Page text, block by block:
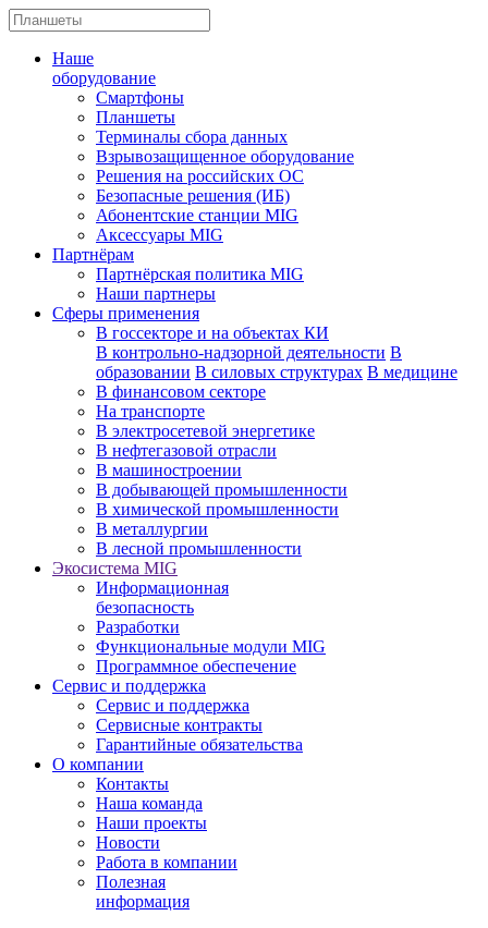
Наше
оборудование
Смартфоны
Планшеты
Терминалы сбора данных
Взрывозащищенное оборудование
Решения на российских ОС
Безопасные решения (ИБ)
Абонентские станции MIG
Аксессуары MIG
Партнёрам
Партнёрская политика MIG
Наши партнеры
Сферы применения
В госсекторе и на объектах КИ
В контрольно-надзорной деятельности В
образовании В силовых структурах В медицине
В финансовом секторе
На транспорте
В электросетевой энергетике
В нефтегазовой отрасли
В машиностроении
В добывающей промышленности
В химической промышленности
В металлургии
В лесной промышленности
Экосистема MIG
Информационная
безопасность
Разработки
Функциональные модули MIG
Программное обеспечение
Сервис и поддержка
Сервис и поддержка
Сервисные контракты
Гарантийные обязательства
О компании
Контакты
Наша команда
Наши проекты
Новости
Работа в компании
Полезная
информация